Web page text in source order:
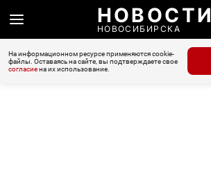
НОВОСТИ
НОВОСИБИРСКА
На информационном ресурсе применяются cookie-
файлы. Оставаясь на сайте, вы подтверждаете свое
согласиена их использование.